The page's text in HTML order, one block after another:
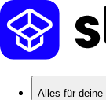
Alles für deine